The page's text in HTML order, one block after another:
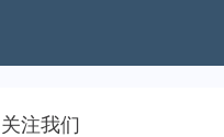
关注我们